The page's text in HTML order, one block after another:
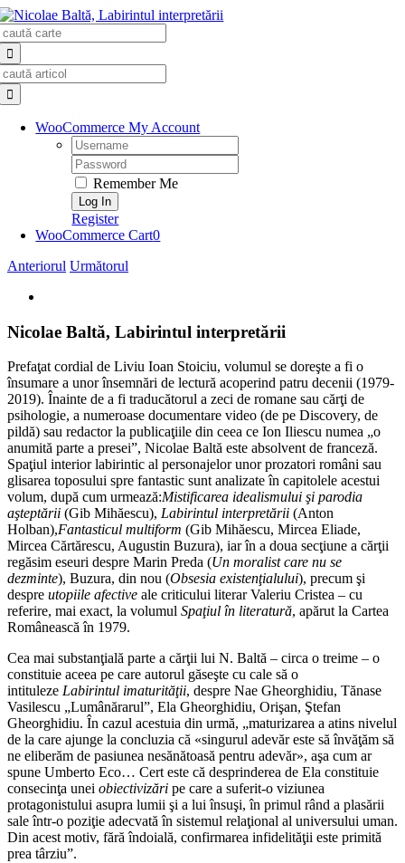
Skip
to
content
WooCommerce My Account
Username:
Password:
Remember Me
Register
WooCommerce Cart0
Anteriorul Următorul
Image
Nicolae Baltă, Labirintul interpretării
Prefaţat cordial de Liviu Ioan Stoiciu, volumul se doreşte a fi o
însumare a unor însemnări de lectură acoperind patru decenii (1979-
2019). Înainte de a fi traducătorul a zeci de romane sau cărţi de
psihologie, a numeroase documentare video (de pe Discovery, de
pildă) sau redactor la publicaţiile din ceea ce Ion Iliescu numea „o
anumită parte a presei”, Nicolae Baltă este absolvent de franceză.
Spaţiul interior labirintic al personajelor unor prozatori români sau
glisarea toposului spre fantastic sunt analizate în capitolele acestui
volum, după cum urmează:Mistificarea idealismului şi parodia
aşteptării (Gib Mihăescu), Labirintul interpretării (Anton
Holban),Fantasticul multiform (Gib Mihăescu, Mircea Eliade,
Mircea Cărtărescu, Augustin Buzura), iar în a doua secţiune a cărţii
regăsim eseuri despre Marin Preda (Un moralist care nu se
dezminte), Buzura, din nou (Obsesia existenţialului), precum şi
despre utopiile afective ale criticului literar Valeriu Cristea – cu
referire, mai exact, la volumul Spaţiul în literatură, apărut la Cartea
Românească în 1979.
Cea mai substanţială parte a cărţii lui N. Baltă – circa o treime – o
constituie aceea pe care autorul găseşte cu cale să o
intituleze Labirintul imaturităţii, despre Nae Gheorghidiu, Tănase
Vasilescu „Lumânărarul”, Ela Gheorghidiu, Orişan, Ştefan
Gheorghidiu. În cazul acestuia din urmă, „maturizarea a atins nivelul
de la care ajunge la concluzia că «singurul adevăr este să învăţăm să
ne eliberăm de pasiunea nesănătoasă pentru adevăr», aşa cum ar
spune Umberto Eco… Cert este că desprinderea de Ela constituie
consecinţa unei obiectivizări pe care a suferit-o viziunea
protagonistului asupra lumii şi a lui însuşi, în primul rând a plasării
sale într-o poziţie adecvată în sistemul relaţional al universului uman.
Din acest motiv, fără îndoială, confirmarea infidelităţii este primită
prea târziu”.